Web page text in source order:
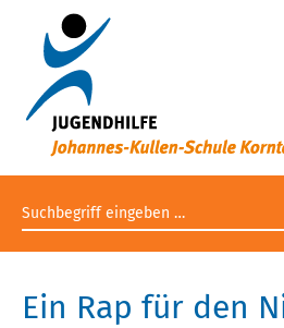
Suchbegriff eingeben
Ein Rap für den